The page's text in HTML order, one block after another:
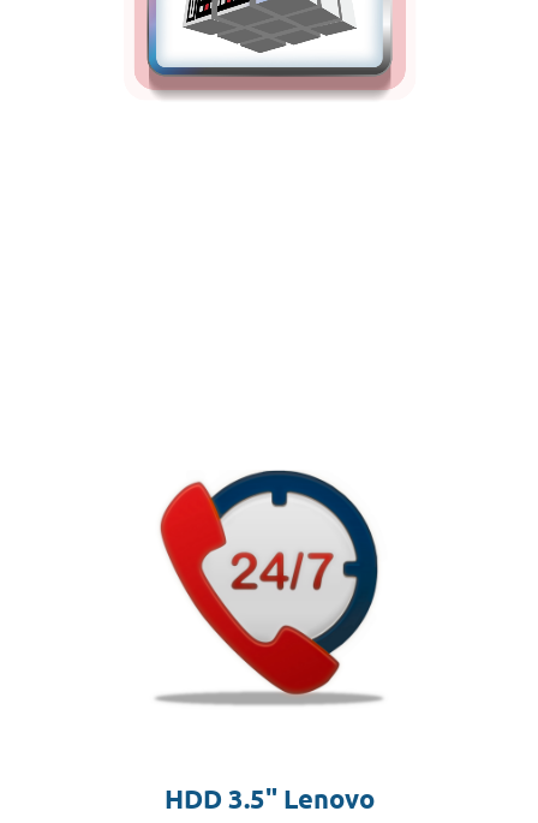
HDD 3.5" Lenovo